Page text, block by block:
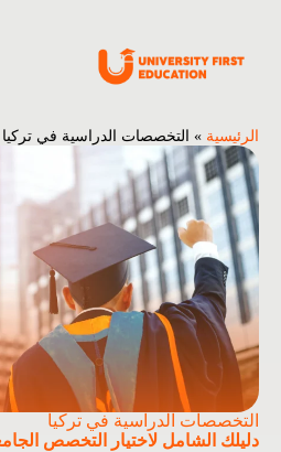
الرئيسية » التخصصات الدراسية في تركيا
التخصصات الدراسية في تركيا
دليلك الشامل لاختيار التخصص